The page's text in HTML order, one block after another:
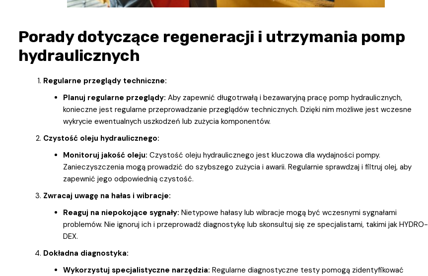
Porady dotyczące regeneracji i utrzymania pomp
hydraulicznych
Regularne przeglądy techniczne:
Planuj regularne przeglądy: Aby zapewnić długotrwałą i bezawaryjną pracę pomp hydraulicznych,
konieczne jest regularne przeprowadzanie przeglądów technicznych. Dzięki nim możliwe jest wczesne
wykrycie ewentualnych uszkodzeń lub zużycia komponentów.
Czystość oleju hydraulicznego:
Monitoruj jakość oleju: Czystość oleju hydraulicznego jest kluczowa dla wydajności pompy.
Zanieczyszczenia mogą prowadzić do szybszego zużycia i awarii. Regularnie sprawdzaj i filtruj olej, aby
zapewnić jego odpowiednią czystość.
Zwracaj uwagę na hałas i wibracje:
Reaguj na niepokojące sygnały: Nietypowe hałasy lub wibracje mogą być wczesnymi sygnałami
problemów. Nie ignoruj ich i przeprowadź diagnostykę lub skonsultuj się ze specjalistami, takimi jak HYDRO-
DEX.
Dokładna diagnostyka:
Wykorzystuj specjalistyczne narzędzia: Regularne diagnostyczne testy pomogą zidentyfikować